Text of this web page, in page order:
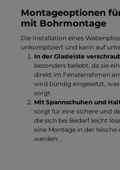
Montageoptionen
mit Bohrmontage
Die Installation eines
unkompliziert und kann auf
In der Glasleiste
besonders beliebt, da sie
direkt im Fensterrahmen
wird bündig eingesetzt,
sorgt.
Mit Spannschuhen und
sorgt für eine sichere und
die sich bei Bedarf leicht
eine Montage in der
werden.